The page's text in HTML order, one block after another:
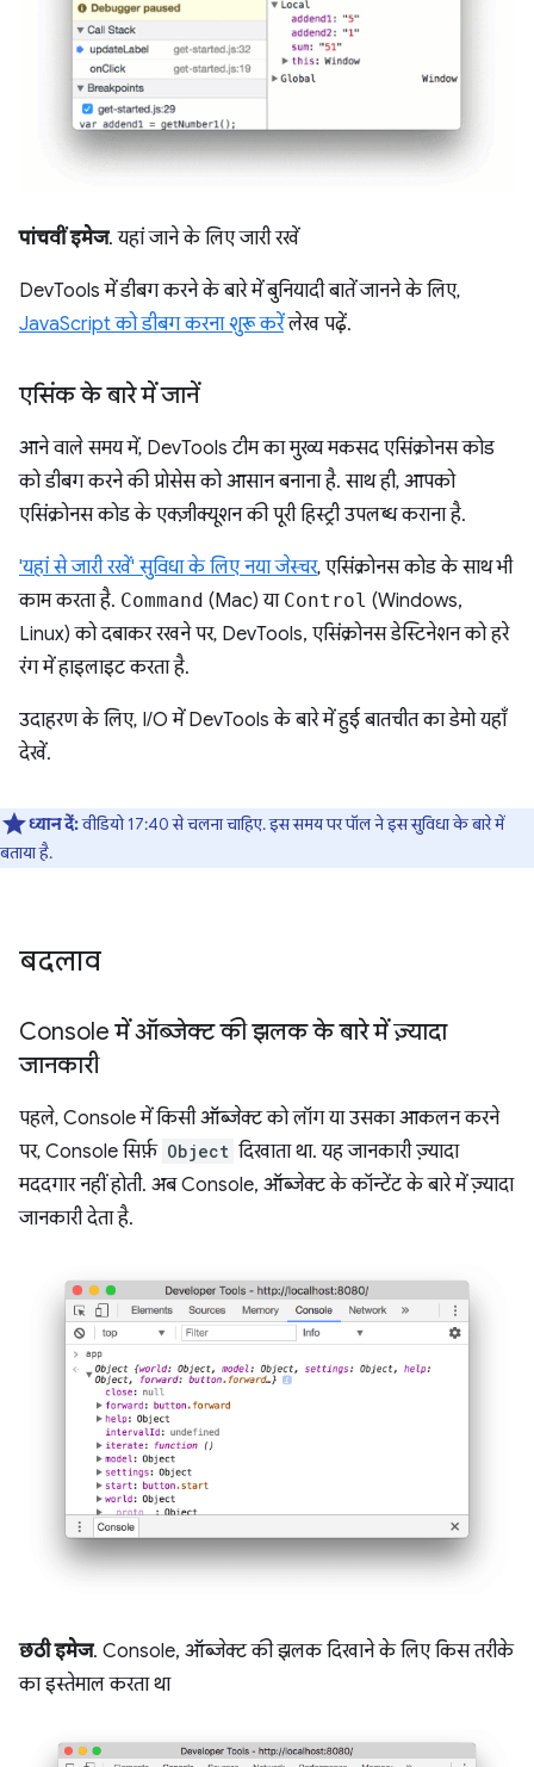
पांचवीं इमेज. यहां जाने के लिए जारी रखें
DevTools में डीबग करने के बारे में बुनियादी बातें जानने के लिए,
JavaScript को डीबग करना शुरू करेंलेख पढ़ें.
एसिंक के बारे में जानें
आने वाले समय में, DevTools टीम का मुख्य मकसद एसिंक्रोनस कोड
को डीबग करने की प्रोसेस को आसान बनाना है. साथ ही, आपको
एसिंक्रोनस कोड के एक्ज़ीक्यूशन की पूरी हिस्ट्री उपलब्ध कराना है.
'यहां से जारी रखें' सुविधा के लिए नया जेस्चर, एसिंक्रोनस कोड के साथ भी
काम करता है. Command (Mac) या Control (Windows,
Linux) को दबाकर रखने पर, DevTools, एसिंक्रोनस डेस्टिनेशन को हरे
रंग में हाइलाइट करता है.
उदाहरण के लिए, I/O में DevTools के बारे में हुई बातचीत का डेमो यहाँ
देखें.
ध्यान दें:वीडियो 17:40 से चलना चाहिए. इस समय पर पॉल ने इस सुविधा के बारे में
बताया है.
बदलाव
Console में ऑब्जेक्ट की झलक के बारे में ज़्यादा
जानकारी
पहले, Console में किसी ऑब्जेक्ट को लॉग या उसका आकलन करने
पर, Console सिर्फ़ Object दिखाता था. यह जानकारी ज़्यादा
मददगार नहीं होती. अब Console, ऑब्जेक्ट के कॉन्टेंट के बारे में ज़्यादा
जानकारी देता है.
छठी इमेज. Console, ऑब्जेक्ट की झलक दिखाने के लिए किस तरीके
का इस्तेमाल करता था